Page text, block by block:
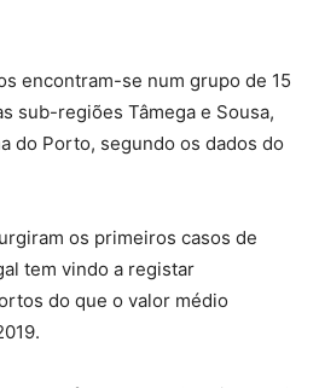
encontram-se num grupo de 15
sub-regiões Tâmega e Sousa,
do Porto, segundo os dados do
os primeiros casos de
tem vindo a registar
do que o valor médio